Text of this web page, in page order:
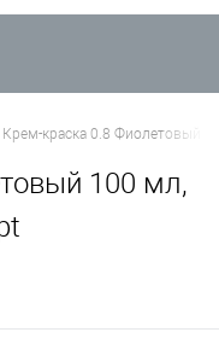
Крем-краска 0.8 Фиолетовый
100 мл,